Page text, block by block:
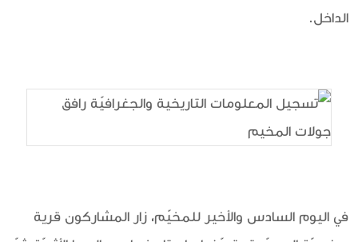
الداخل.
في اليوم السادس والأخير للمخيّم، زار المشاركون قرية